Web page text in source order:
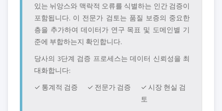
있는 뉘앙스와 맥락적 오류를 식별하는 인간 검증이
포함됩니다. 이 전문가 검토는 품질 보증의 중요한
층을 추가하여 데이터가 연구 목표 및 도메인별 기
준에 부합하는지 확인합니다.
당사의 3단계 검증 프로세스는 데이터 신뢰성을 최
대화합니다:
✓ 통계적 검증
✓ 전문가 검증
✓ 시장 현실 검
토